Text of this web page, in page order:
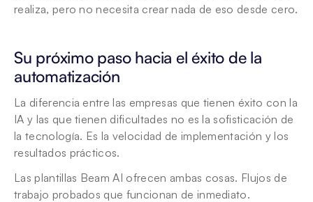
realiza, pero no necesita crear nada de eso desde cero.
Su próximo paso hacia el éxito de la
automatización
La diferencia entre las empresas que tienen éxito con la
IA y las que tienen dificultades no es la sofisticación de
la tecnología. Es la velocidad de implementación y los
resultados prácticos.
Las plantillas Beam AI ofrecen ambas cosas. Flujos de
trabajo probados que funcionan de inmediato.